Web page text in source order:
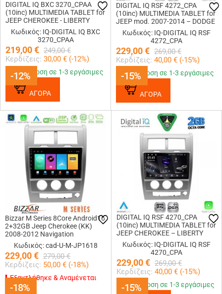
-12%
DIGITAL IQ BXC 3270_CPAA
(10inc) MULTIMEDIA TABLET for
JEEP CHEROKEE - LIBERTY
mod. 2007-2014
Κωδικός: IQ-DIGITAL IQ BXC
3270_CPAA
219,00€ 249,00 €
Κερδίζεις: 30,00 € (-12%)
-12%
Παράδοση σε 1-3 εργάσιμες
ΑΓΟΡΑ
-15%
DIGITAL IQ RSF 4272_CPA
(10inc) MULTIMEDIA TABLET for
JEEP mod. 2007-2014 – DODGE
mod. 2007
Κωδικός: IQ-DIGITAL IQ RSF
4272_CPA
229,00€ 269,00 €
Κερδίζεις: 40,00 € (-15%)
-15%
Παράδοση σε 1-3 εργάσιμες
ΑΓΟΡΑ
-18%
Bizzar M Series 8Core Android16
2+32GB Jeep Cherokee (KK)
2008-2012 Navigation
Multimedia Tablet 10
Κωδικός: cad-U-M-JP1618
229,00€ 279,00 €
Κερδίζεις: 50,00 € (-18%)
-18%
Εξαντλήθηκε & Αναμένεται
-15%
DIGITAL IQ RSF 4270_CPA
(10inc) MULTIMEDIA TABLET for
JEEP CHEROKEE – LIBERTY
mod. 2007-2014
Κωδικός: IQ-DIGITAL IQ RSF
4270_CPA
229,00€ 269,00 €
Κερδίζεις: 40,00 € (-15%)
-15%
Παράδοση σε 1-3 εργάσιμες